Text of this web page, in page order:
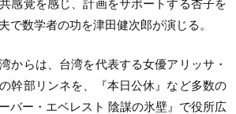
感覚を感じ、計画をサポートする杏子を
で数学者の功を津田健次郎が演じる。
からは、台湾を代表する女優アリッサ・
幹部リンネを、『本日公休』など多数の
バー・エベレスト 陰謀の氷壁』で役所広